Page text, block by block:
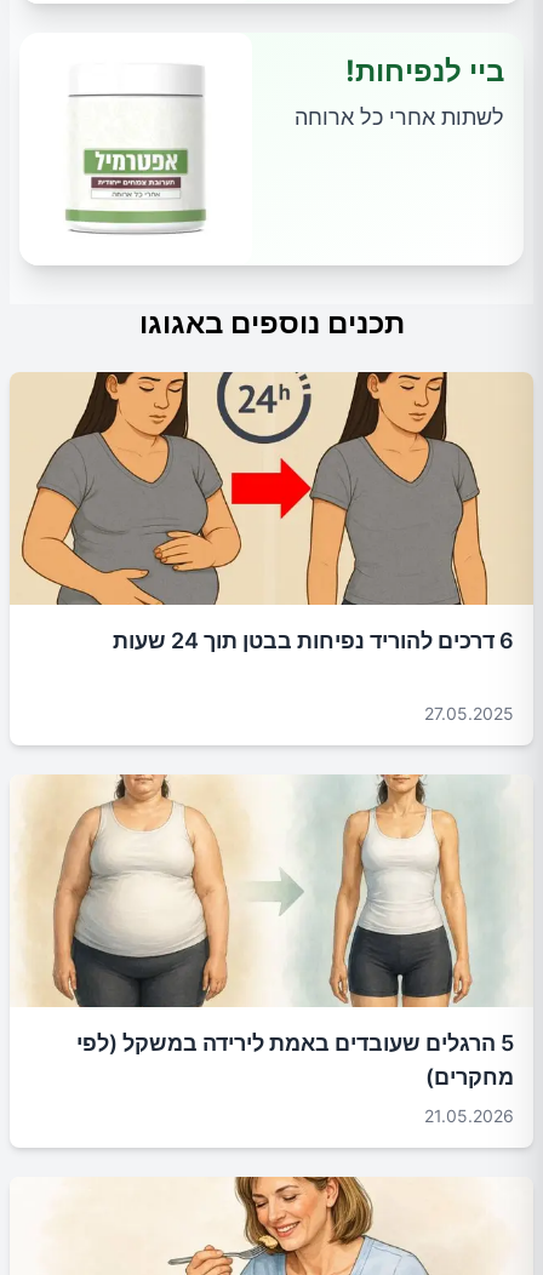
ביי לנפיחות!
לשתות אחרי כל ארוחה
תכנים נוספים באגוגו
6 דרכים להוריד נפיחות בבטן תוך 24 שעות
27.05.2025
5 הרגלים שעובדים באמת לירידה במשקל (לפי
מחקרים)
21.05.2026